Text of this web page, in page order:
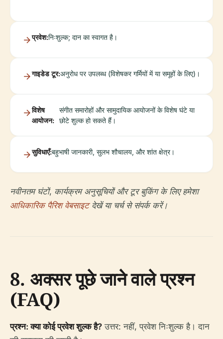
प्रवेश:निःशुल्क; दान का स्वागत है।
गाइडेड टूर:अनुरोध पर उपलब्ध (विशेषकर गर्मियों में या समूहों के लिए)।
विशेष
आयोजन:
संगीत समारोहों और सामुदायिक आयोजनों के विशेष घंटे या
छोटे शुल्क हो सकते हैं।
सुविधाएँ:बहुभाषी जानकारी, सुलभ शौचालय, और शांत क्षेत्र।
नवीनतम घंटों, कार्यक्रम अनुसूचियों और टूर बुकिंग के लिए हमेशा
आधिकारिक पैरिश वेबसाइटदेखें या चर्च से संपर्क करें।
8. अक्सर पूछे जाने वाले प्रश्न
(FAQ)
प्रश्न: क्या कोई प्रवेश शुल्क है? उत्तर: नहीं, प्रवेश निःशुल्क है। दान